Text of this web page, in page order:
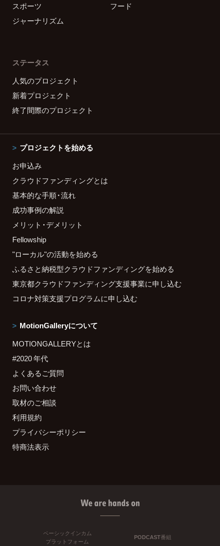
スポーツ
フード
ジャーナリズム
ステータス
人気のプロジェクト
新着プロジェクト
終了間際のプロジェクト
プロジェクトを始める
お申込み
クラウドファンディングとは
基本的な手順・流れ
成功事例の解説
メリット・デメリット
Fellowship
"ローカル"の活動を始める
ふるさと納税型クラウドファンディングを始める
東京都クラウドファンディング支援事業に申し込む
コロナ対策支援プログラムに申し込む
MotionGalleryについて
MOTIONGALLERYとは
#2020 年代
よくあるご質問
お問い合わせ
取材のご相談
利用規約
プライバシーポリシー
特商法表示
We are hands on
ベーシックインカム
プラットフォーム
PODCAST番組